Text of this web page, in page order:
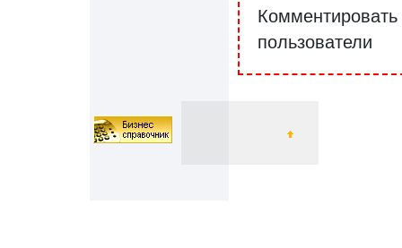
Комментировать
пользователи